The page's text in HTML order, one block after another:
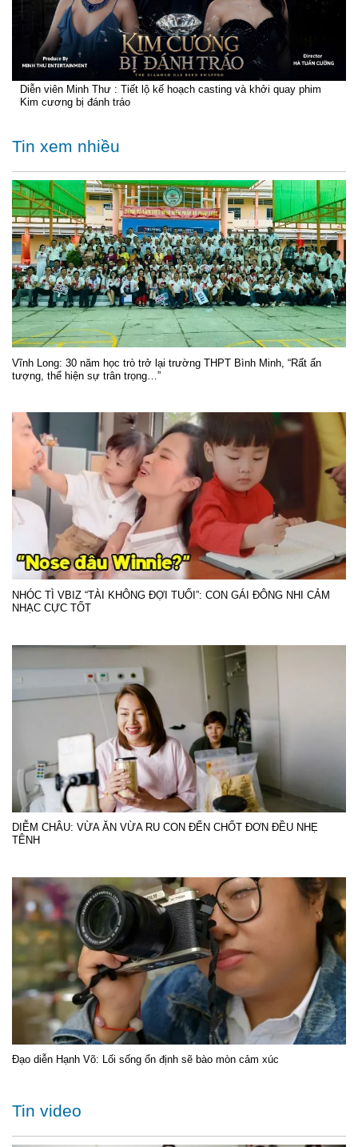
Diễn viên Minh Thư : Tiết lộ kế hoạch casting và khởi quay phim
Kim cương bị đánh tráo
Tin xem nhiều
Vĩnh Long: 30 năm học trò trở lại trường THPT Bình Minh, “Rất ấn
tượng, thể hiện sự trân trọng…”
NHÓC TÌ VBIZ “TÀI KHÔNG ĐỢI TUỔI”: CON GÁI ĐÔNG NHI CẢM
NHẠC CỰC TỐT
DIỄM CHÂU: VỪA ĂN VỪA RU CON ĐẾN CHỐT ĐƠN ĐỀU NHẸ
TÊNH
Đạo diễn Hạnh Võ: Lối sống ổn định sẽ bào mòn cảm xúc
Tin video